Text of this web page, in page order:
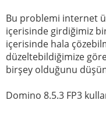
Bu problemi internet
içerisinde girdiğimiz
içerisinde hala
düzeltebildiğimize
birşey olduğunu
Domino 8.5.3 FP3